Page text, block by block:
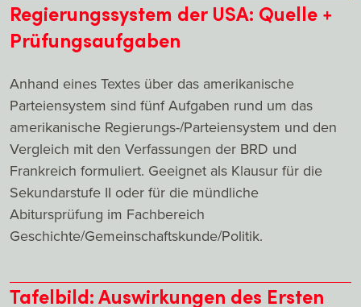
Regierungssystem der USA: Quelle +
Prüfungsaufgaben
Anhand eines Textes über das amerikanische
Parteiensystem sind fünf Aufgaben rund um das
amerikanische Regierungs-/Parteiensystem und den
Vergleich mit den Verfassungen der BRD und
Frankreich formuliert. Geeignet als Klausur für die
Sekundarstufe II oder für die mündliche
Abitursprüfung im Fachbereich
Geschichte/Gemeinschaftskunde/Politik.
Tafelbild: Auswirkungen des Ersten